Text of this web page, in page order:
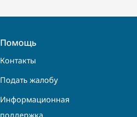
Помощь
Контакты
Подать жалобу
Информационная